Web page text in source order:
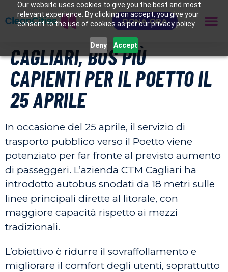
Our website uses cookies to give you the best and most
relevant experience. By clicking on accept, you give your
consent to the use of cookies as per our privacy policy.
Deny Accept
DONA ORA
CAGLIARI, BUS PIÙ
CAPIENTI PER IL POETTO IL
25 APRILE
In occasione del 25 aprile, il servizio di
trasporto pubblico verso il Poetto viene
potenziato per far fronte al previsto aumento
di passeggeri. L’azienda CTM Cagliari ha
introdotto autobus snodati da 18 metri sulle
linee principali dirette al litorale, con
maggiore capacità rispetto ai mezzi
tradizionali.
L’obiettivo è ridurre il sovraffollamento e
migliorare il comfort degli utenti, soprattutto